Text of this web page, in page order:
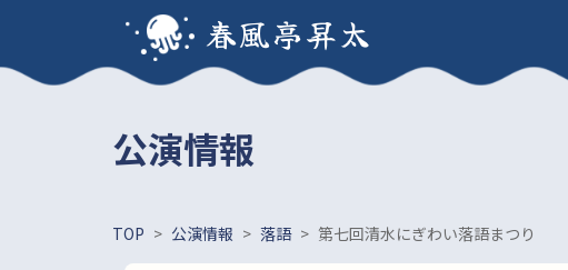
春風亭昇太
公演情報
TOP > 公演情報 > 落語 > 第七回清水にぎわい落語まつり